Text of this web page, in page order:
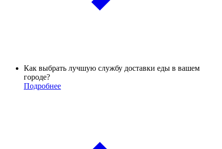
Как выбрать лучшую службу доставки еды в вашем
городе?
Подробнее